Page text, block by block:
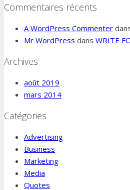
Commentaires récents
A WordPress Commenter
Mr WordPress dans WRITE
Archives
août 2019
mars 2014
Catégories
Advertising
Business
Marketing
Media
Quotes